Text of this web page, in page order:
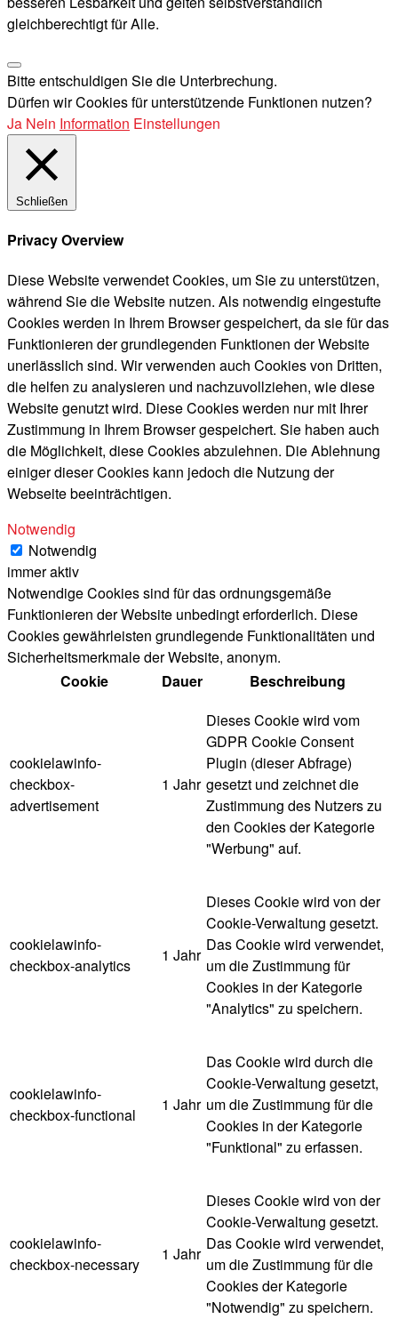
gleichberechtigt für Alle.
Bitte entschuldigen Sie die Unterbrechung.
Dürfen wir Cookies für unterstützende Funktionen nutzen?
Ja Nein Information Einstellungen
Schließen
Privacy Overview
Diese Website verwendet Cookies, um Sie zu unterstützen,
während Sie die Website nutzen. Als notwendig eingestufte
Cookies werden in Ihrem Browser gespeichert, da sie für das
Funktionieren der grundlegenden Funktionen der Website
unerlässlich sind. Wir verwenden auch Cookies von Dritten,
die helfen zu analysieren und nachzuvollziehen, wie diese
Website genutzt wird. Diese Cookies werden nur mit Ihrer
Zustimmung in Ihrem Browser gespeichert. Sie haben auch
die Möglichkeit, diese Cookies abzulehnen. Die Ablehnung
einiger dieser Cookies kann jedoch die Nutzung der
Webseite beeinträchtigen.
Notwendig
Notwendig
immer aktiv
Notwendige Cookies sind für das ordnungsgemäße
Funktionieren der Website unbedingt erforderlich. Diese
Cookies gewährleisten grundlegende Funktionalitäten und
Sicherheitsmerkmale der Website, anonym.
Cookie
Dauer Beschreibung
cookielawinfo-
checkbox-
advertisement
1 Jahr
Dieses Cookie wird vom
GDPR Cookie Consent
Plugin (dieser Abfrage)
gesetzt und zeichnet die
Zustimmung des Nutzers zu
den Cookies der Kategorie
"Werbung" auf.
cookielawinfo-
checkbox-analytics
1 Jahr
Dieses Cookie wird von der
Cookie-Verwaltung gesetzt.
Das Cookie wird verwendet,
um die Zustimmung für
Cookies in der Kategorie
"Analytics" zu speichern.
cookielawinfo-
checkbox-functional
1 Jahr
Das Cookie wird durch die
Cookie-Verwaltung gesetzt,
um die Zustimmung für die
Cookies in der Kategorie
"Funktional" zu erfassen.
cookielawinfo-
checkbox-necessary
1 Jahr
Dieses Cookie wird von der
Cookie-Verwaltung gesetzt.
Das Cookie wird verwendet,
um die Zustimmung für die
Cookies der Kategorie
"Notwendig" zu speichern.